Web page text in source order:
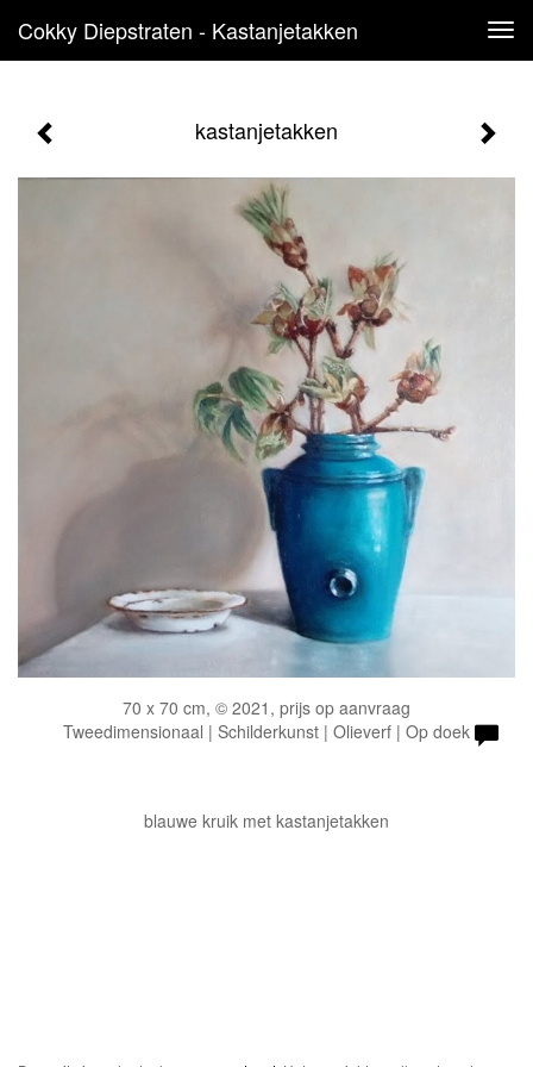
Cokky Diepstraten - Kastanjetakken
kastanjetakken
70 x 70 cm, © 2021, prijs op aanvraag
Tweedimensionaal | Schilderkunst | Olieverf | Op doek
blauwe kruik met kastanjetakken